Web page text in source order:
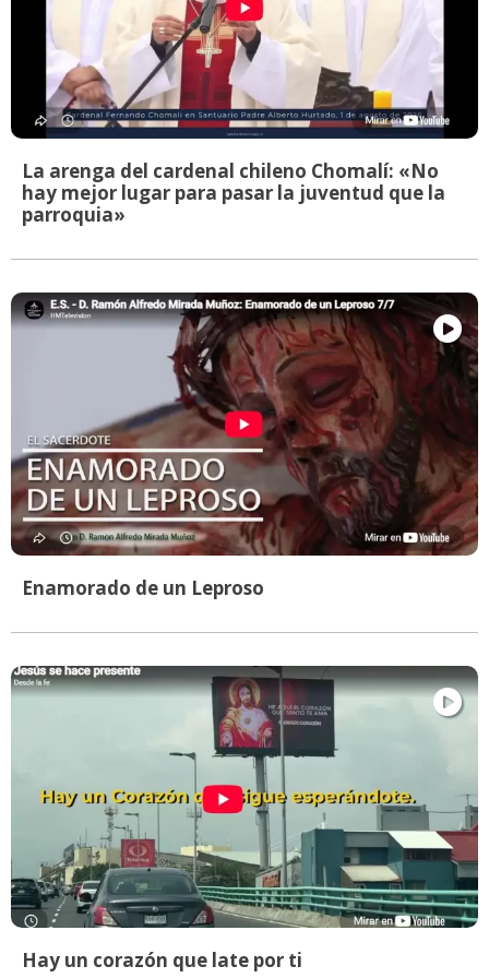
La arenga del cardenal chileno Chomalí: «No
hay mejor lugar para pasar la juventud que la
parroquia»
Enamorado de un Leproso
Hay un corazón que late por ti